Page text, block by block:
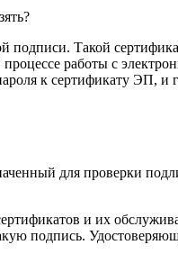
подписи. Такой
работы с
к сертификату ЭП,
для проверки
и их
подпись.